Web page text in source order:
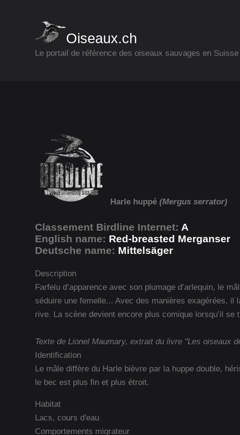
Oiseaux.ch
Le portail de référence des oiseaux sauvages en
Harle huppé (Mergus serrator)
Classement Birdline Internet: A
English name: Red-breasted Merganser
Deutsche name: Mittelsäger
Description
Farfelu d’apparence avec son plumage d’arlequin, le
séduire une femelle... Avec des manières exagérées, il
rive. La scène devient encore plus comique lorsqu’il
Texte de Lionel Maumary, extrait du livre "Les oiseaux
Identification
Le mâle diffère du Harle bièvre par la huppe double,
le bec est plus fin et plus étroit.
Habitat
Lacs, cours d'eau
Comportements migrateur